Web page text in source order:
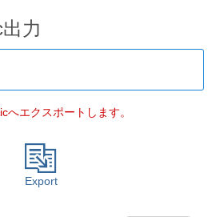
力
エクスポートします。
Export